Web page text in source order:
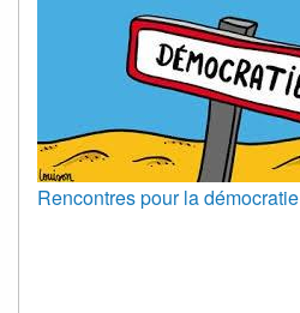
Rencontres pour la démocratie